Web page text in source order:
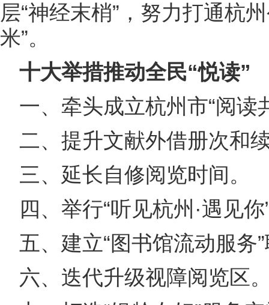
层“神经末梢”，努力打通杭
米”。
十大举措推动全民“悦读”
一、牵头成立杭州市“阅读
二、提升文献外借册次和
三、延长自修阅览时间。
四、举行“听见杭州·遇见
五、建立“图书馆流动服务
六、迭代升级视障阅览区